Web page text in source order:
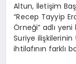
Altun, İletişim
“Recep Tayyip
Örneği” adlı
Suriye ilişkilerinin
ihtilafının farklı